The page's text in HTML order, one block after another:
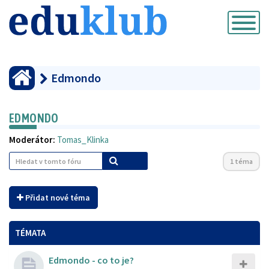
Přepnout
navigaci
Edmondo
EDMONDO
Moderátor: Tomas_Klinka
1 téma
Přidat nové téma
TÉMATA
Edmondo - co to je?